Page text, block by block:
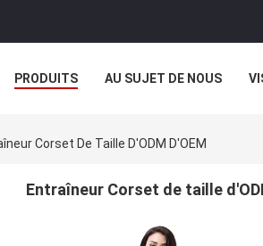
PRODUITS AU SUJET DE NOUS
Corset De Taille D'ODM D'OEM
Entraîneur Corset de taille